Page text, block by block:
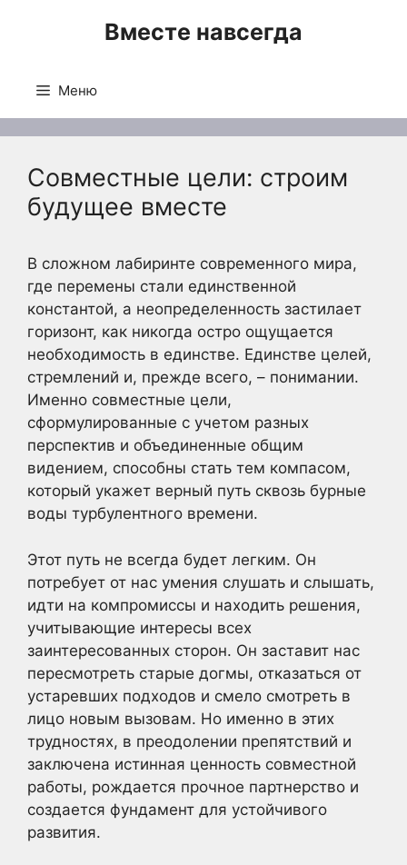
Вместе навсегда
Меню
Совместные цели: строим
будущее вместе
В сложном лабиринте современного мира,
где перемены стали единственной
константой, а неопределенность застилает
горизонт, как никогда остро ощущается
необходимость в единстве. Единстве целей,
стремлений и, прежде всего, – понимании.
Именно совместные цели,
сформулированные с учетом разных
перспектив и объединенные общим
видением, способны стать тем компасом,
который укажет верный путь сквозь бурные
воды турбулентного времени.
Этот путь не всегда будет легким. Он
потребует от нас умения слушать и слышать,
идти на компромиссы и находить решения,
учитывающие интересы всех
заинтересованных сторон. Он заставит нас
пересмотреть старые догмы, отказаться от
устаревших подходов и смело смотреть в
лицо новым вызовам. Но именно в этих
трудностях, в преодолении препятствий и
заключена истинная ценность совместной
работы, рождается прочное партнерство и
создается фундамент для устойчивого
развития.